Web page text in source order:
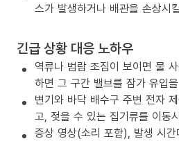
스가 발생하거나 배관을 손상시
긴급 상황 대응 노하우
역류나 범람 조짐이 보이면 물
하면 그 구간 밸브를 잠가 유입
변기와 바닥 배수구 주변 전자
고, 젖을 수 있는 집기류를 이동
증상 영상(소리 포함), 발생 시